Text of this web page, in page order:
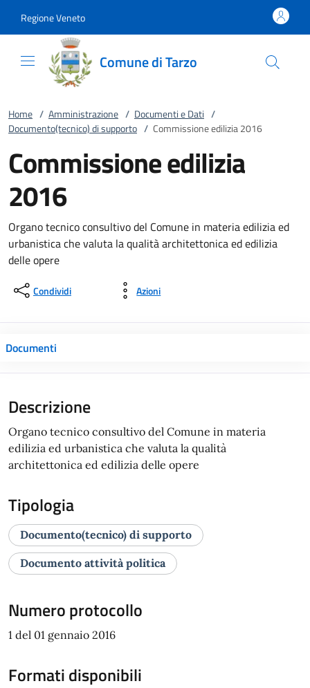
Regione Veneto
Comune di Tarzo
Home / Amministrazione / Documenti e Dati /
Documento(tecnico) di supporto / Commissione edilizia 2016
Commissione edilizia
2016
Organo tecnico consultivo del Comune in materia edilizia ed
urbanistica che valuta la qualità architettonica ed edilizia
delle opere
Condividi Azioni
Documenti
Descrizione
Organo tecnico consultivo del Comune in materia
edilizia ed urbanistica che valuta la qualità
architettonica ed edilizia delle opere
Tipologia
Documento(tecnico) di supporto
Documento attività politica
Numero protocollo
1 del 01 gennaio 2016
Formati disponibili